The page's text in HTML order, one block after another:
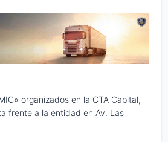
organizados en la CTA Capital,
frente a la entidad en Av. Las